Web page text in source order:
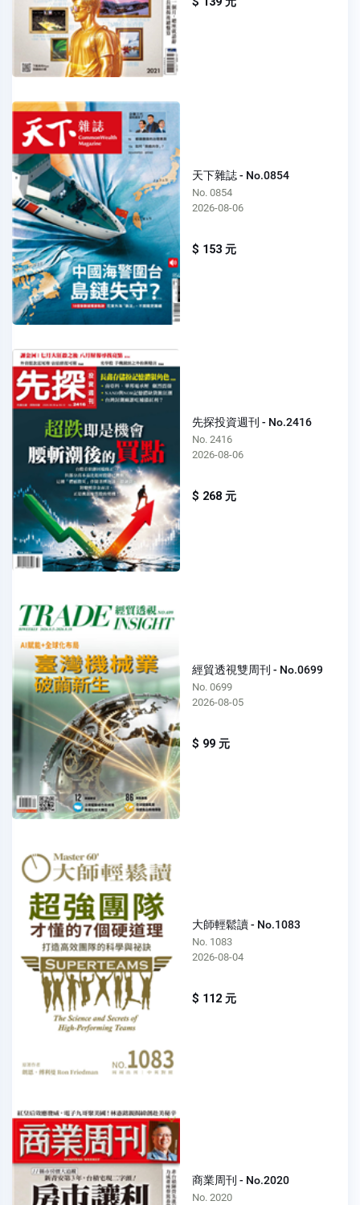
天下雜誌 - No.0854
No. 0854
2026-08-06
$ 153 元
先探投資週刊 - No.2416
No. 2416
2026-08-06
$ 268 元
經貿透視雙周刊 - No.0699
No. 0699
2026-08-05
$ 99 元
大師輕鬆讀 - No.1083
No. 1083
2026-08-04
$ 112 元
商業周刊 - No.2020
No. 2020